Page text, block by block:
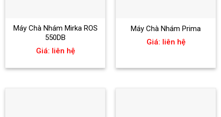
Máy Chà Nhám Mirka ROS
550DB
Giá: liên hệ
Máy Chà Nhám Prima
Giá: liên hệ